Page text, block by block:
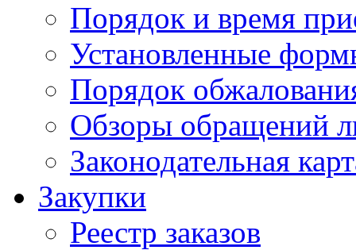
Порядок и время
Установленные
Порядок
Обзоры обращений
Законодательная
Закупки
Реестр заказов